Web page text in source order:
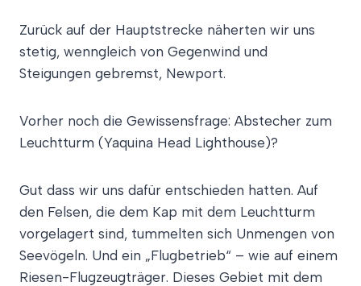
Zurück auf der Hauptstrecke näherten wir uns
stetig, wenngleich von Gegenwind und
Steigungen gebremst, Newport.
Vorher noch die Gewissensfrage: Abstecher zum
Leuchtturm (Yaquina Head Lighthouse)?
Gut dass wir uns dafür entschieden hatten. Auf
den Felsen, die dem Kap mit dem Leuchtturm
vorgelagert sind, tummelten sich Unmengen von
Seevögeln. Und ein „Flugbetrieb“ – wie auf einem
Riesen-Flugzeugträger. Dieses Gebiet mit dem